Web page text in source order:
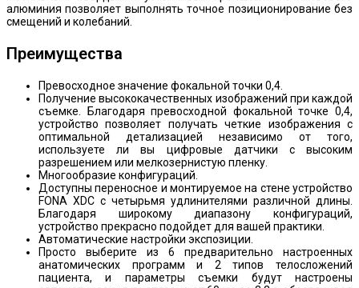
алюминия позволяет выполнять точное позиционирование без
смещений и колебаний.
Преимущества
Превосходное значение фокальной точки 0,4.
Получение высококачественных изображений при каждой
съемке. Благодаря превосходной фокальной точке 0,4,
устройство позволяет получать четкие изображения с
оптимальной детализацией независимо от того,
используете ли вы цифровые датчики с высоким
разрешением или мелкозернистую пленку.
Многообразие конфигураций.
Доступны переносное и монтируемое на стене устройство
FONA XDС с четырьмя удлинителями различной длины.
Благодаря широкому диапазону конфигураций,
устройство прекрасно подойдет для вашей практики.
Автоматические настройки экспозиции.
Просто выберите из 6 предварительно настроенных
анатомических программ и 2 типов телосложений
пациента, и параметры съемки будут настроены